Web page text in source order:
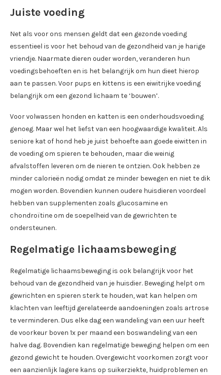
Juiste voeding
Net als voor ons mensen geldt dat een gezonde voeding
essentieel is voor het behoud van de gezondheid van je harige
vriendje. Naarmate dieren ouder worden, veranderen hun
voedingsbehoeften en is het belangrijk om hun dieet hierop
aan te passen. Voor pups en kittens is een eiwitrijke voeding
belangrijk om een gezond lichaam te ‘bouwen’.
Voor volwassen honden en katten is een onderhoudsvoeding
genoeg. Maar wel het liefst van een hoogwaardige kwaliteit. Als
seniore kat of hond heb je juist behoefte aan goede eiwitten in
de voeding om spieren te behouden, maar die weinig
afvalstoffen leveren om de nieren te ontzien. Ook hebben ze
minder calorieën nodig omdat ze minder bewegen en niet te dik
mogen worden. Bovendien kunnen oudere huisdieren voordeel
hebben van supplementen zoals glucosamine en
chondroïtine om de soepelheid van de gewrichten te
ondersteunen.
Regelmatige lichaamsbeweging
Regelmatige lichaamsbeweging is ook belangrijk voor het
behoud van de gezondheid van je huisdier. Beweging helpt om
gewrichten en spieren sterk te houden, wat kan helpen om
klachten van leeftijd gerelateerde aandoeningen zoals artrose
te verminderen. Dus elke dag een wandeling van een uur heeft
de voorkeur boven 1x per maand een boswandeling van een
halve dag. Bovendien kan regelmatige beweging helpen om een
gezond gewicht te houden. Overgewicht voorkomen zorgt voor
een aanzienlijk lagere kans op suikerziekte, huidproblemen en